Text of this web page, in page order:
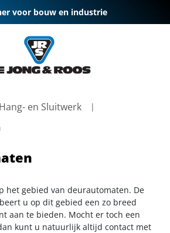
voor bouw en industrie
Hang- en Sluitwerk
het gebied van deurautomaten. De
u op dit gebied een zo breed
aan te bieden. Mocht er toch een
kunt u natuurlijk altijd contact met